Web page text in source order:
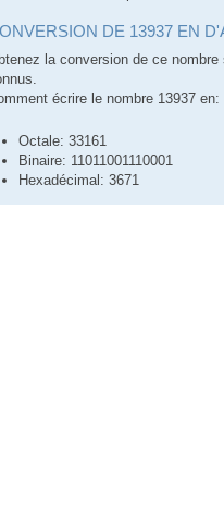
DE 13937 EN
la conversion de ce
écrire le nombre 13937 en:
Octale: 33161
Binaire: 11011001110001
Hexadécimal: 3671